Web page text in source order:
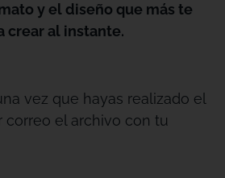
y el diseño que más te
crear al instante.
vez que hayas realizado el
correo el archivo con tu